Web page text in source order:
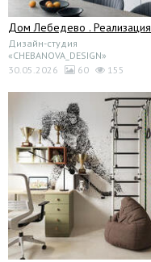
Дом Лебедево . Реализация
Дизайн-студия
«CHEBANOVA_DESIGN»
30.05.2026
60 155